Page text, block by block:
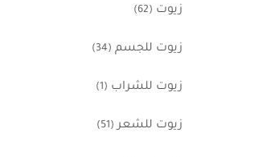
زيوت (62)
زيوت للجسم (34)
زيوت للشراب (1)
زيوت للشعر (51)